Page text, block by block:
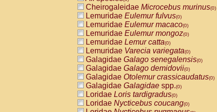
Cheirogaleidae Microcebus murinus(0)
Lemuridae Eulemur fulvus(0)
Lemuridae Eulemur macaco(0)
Lemuridae Eulemur mongoz(0)
Lemuridae Lemur catta(0)
Lemuridae Varecia variegata(0)
Galagidae Galago senegalensis(0)
Galagidae Galago demidovii(0)
Galagidae Otolemur crassicaudatus(0)
Galagidae Galagidae spp.(0)
Loridae Loris tardigradus(0)
Loridae Nycticebus coucang(0)